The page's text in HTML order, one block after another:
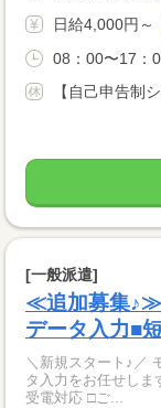
日給4,000円～
08：00〜17：
【自己申告制
[一般派遣]
≪追加募集♪≫
データ入力■
＼新規スタート♪／
タ入力をお任せします！ ≪具体的な業務内容≫ □予約希
受電対応 □ご...